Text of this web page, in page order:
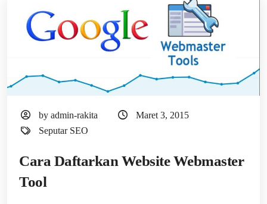
by admin-rakita
Maret 3, 2015
Seputar SEO
Cara Daftarkan Website Webmaster
Tool